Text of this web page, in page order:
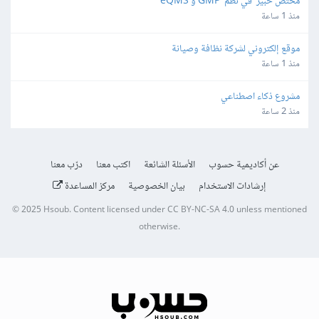
منذ 1 ساعة
موقع إلكتروني لشركة نظافة وصيانة
منذ 1 ساعة
مشروع ذكاء اصطناعي
منذ 2 ساعة
عن أكاديمية حسوب الأسئلة الشائعة اكتب معنا
درّب معنا
إرشادات الاستخدام
بيان الخصوصية مركز المساعدة
© 2025 Hsoub.Content licensed underCC BY-NC-SA 4.0unless mentioned
otherwise.